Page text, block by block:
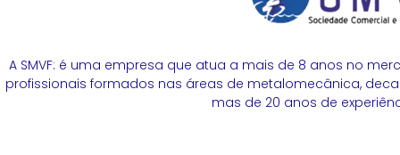
A SMVF: é uma empresa que atua a mais de 8 anos no
profissionais formados nas áreas de metalomecânica,
mas de 20 anos de